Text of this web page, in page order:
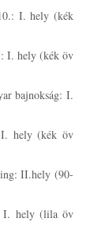
I. hely (kék
I. hely (kék öv
bajnokság: I.
I. hely (kék öv
II.hely (90-
I. hely (lila öv